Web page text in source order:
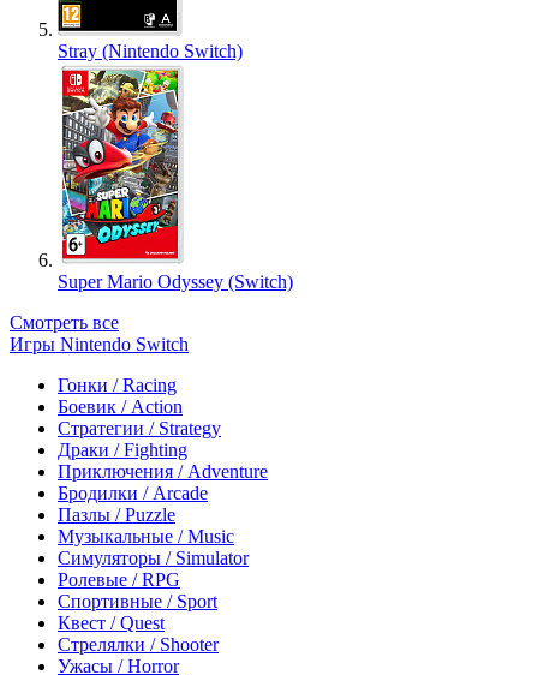
Stray (Nintendo Switch)
Super Mario Odyssey (Switch)
Смотреть все
Игры Nintendo Switch
Гонки / Racing
Боевик / Action
Стратегии / Strategy
Драки / Fighting
Приключения / Adventure
Бродилки / Arcade
Пазлы / Puzzle
Музыкальные / Music
Симуляторы / Simulator
Ролевые / RPG
Спортивные / Sport
Квест / Quest
Стрелялки / Shooter
Ужасы / Horror